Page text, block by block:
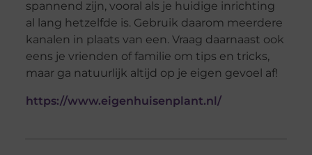
spannend zijn, vooral als je huidige inrichting
al lang hetzelfde is. Gebruik daarom meerdere
kanalen in plaats van een. Vraag daarnaast ook
eens je vrienden of familie om tips en tricks,
maar ga natuurlijk altijd op je eigen gevoel af!
https://www.eigenhuisenplant.nl/